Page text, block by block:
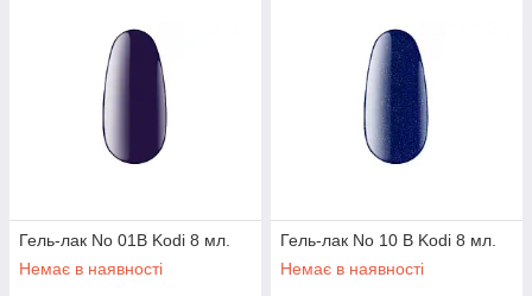
Гель-лак No 01B Kodi 8 мл.
Немає в наявності
Гель-лак No 10 B Kodi 8 мл.
Немає в наявності